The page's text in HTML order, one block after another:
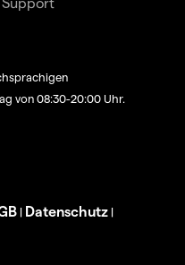
von 08:30-20:00 Uhr.
| Datenschutz |